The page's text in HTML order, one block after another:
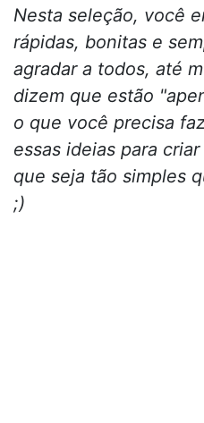
Nesta seleção, você
rápidas, bonitas e
agradar a todos, até
dizem que estão
o que você precisa
essas ideias para
que seja tão simples
;)